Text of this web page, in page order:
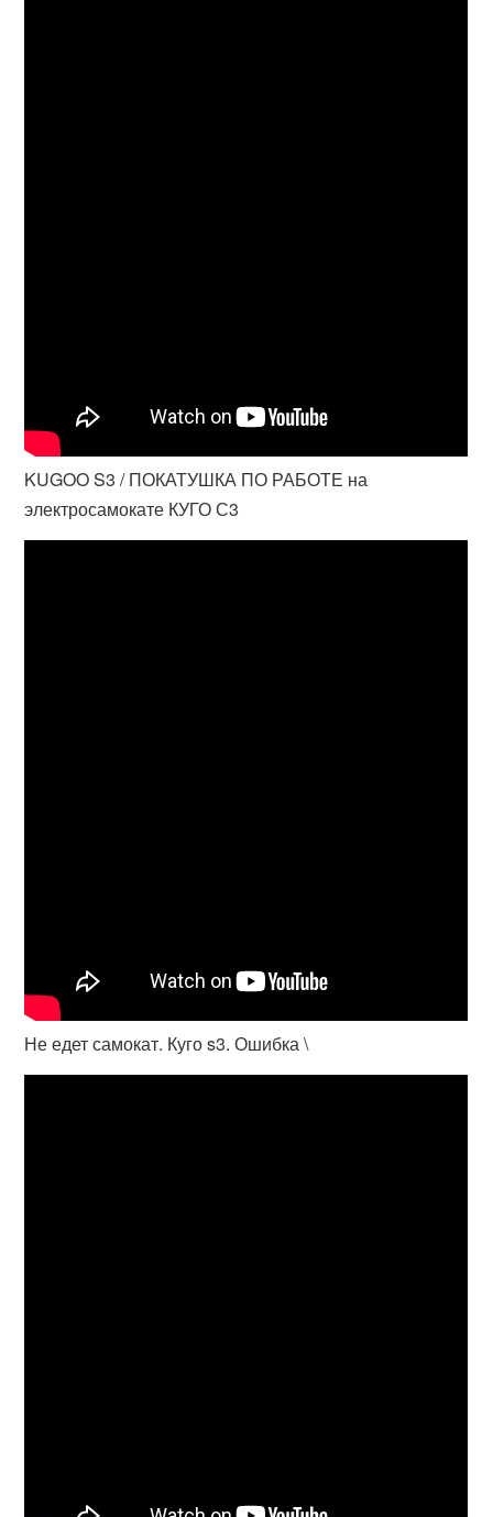
KUGOO S3 / ПОКАТУШКА ПО РАБОТЕ на
электросамокате КУГО С3
Не едет самокат. Куго s3. Ошибка \